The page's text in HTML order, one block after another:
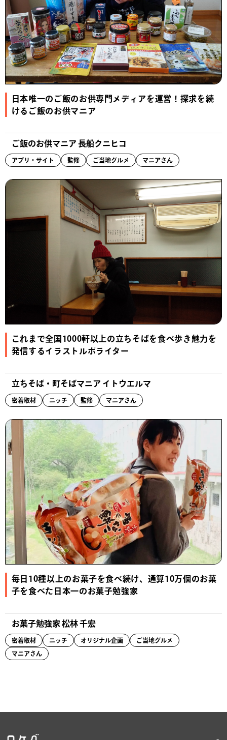
日本唯一のご飯のお供専門メディアを運営！探求を続
けるご飯のお供マニア
ご飯のお供マニア 長船クニヒコ
アプリ・サイト 監修 ご当地グルメ マニアさん
これまで全国1000軒以上の立ちそばを食べ歩き魅力を
発信するイラストルポライター
立ちそば・町そばマニア イトウエルマ
密着取材 ニッチ 監修 マニアさん
毎日10種以上のお菓子を食べ続け、通算10万個のお菓
子を食べた日本一のお菓子勉強家
お菓子勉強家 松林 千宏
密着取材 ニッチ オリジナル企画 ご当地グルメ
マニアさん